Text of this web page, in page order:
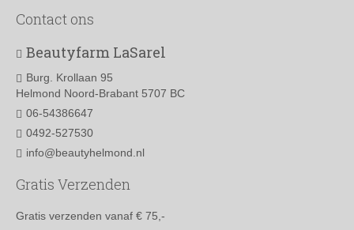
Contact ons
Beautyfarm LaSarel
Burg. Krollaan 95
Helmond Noord-Brabant 5707 BC
06-54386647
0492-527530
info@beautyhelmond.nl
Gratis Verzenden
Gratis verzenden vanaf € 75,-